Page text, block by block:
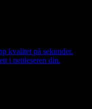
kvalitet på sekunder.
i nettleseren din.